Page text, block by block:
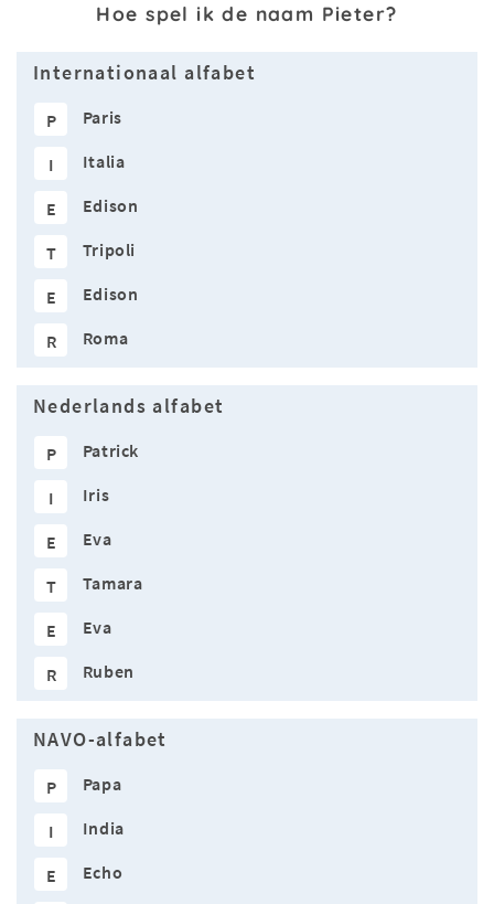
Hoe spel ik de naam Pieter?
Internationaal alfabet
P Paris
I Italia
E Edison
T Tripoli
E Edison
R Roma
Nederlands alfabet
P Patrick
I Iris
E Eva
T Tamara
E Eva
R Ruben
NAVO-alfabet
P Papa
I India
E Echo